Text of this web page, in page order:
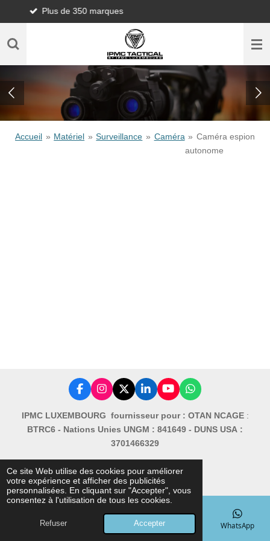
Ce site Web utilise des cookies pour améliorer
votre expérience et afficher des publicités
personnalisées. En cliquant sur "Accepter", vous
consentez à l'utilisation de tous les cookies.
Refuser Accepter
Passer
au
contenu
marques
Accueil » Matériel » Surveillance » Caméra » Caméra espion
autonome
F
a
c
b
k
I
n
s
a
a
m
X
L
i
n
e
d
n
Y
o
u
u
W
h
a
s
p
IPMC LUXEMBOURG fournisseur pour : OTAN NCAGE :
BTRC6 - Nations Unies UNGM : 841649 - DUNS USA :
3701466329
© 2018 IPMC Tactical By Andrew CAMBIER
E-mail Téléphone Carte WhatsApp